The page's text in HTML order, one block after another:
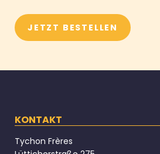
JETZT BESTELLEN
KONTAKT
Tychon Frères